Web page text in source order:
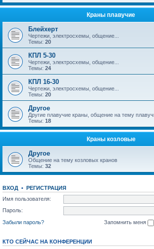
Краны плавучие
Блейхерт
Чертежи, электросхемы, общение...
Темы: 20
КПЛ 5-30
Чертежи, электросхемы, общение...
Темы: 24
КПЛ 16-30
Чертежи, электросхемы, общение...
Темы: 20
Другое
Другие плавучие краны, общение на тему
Темы: 18
Краны козловые
Другое
Общение на тему козловых кранов
Темы: 32
ВХОД • РЕГИСТРАЦИЯ
Имя пользователя:
Пароль:
Забыли пароль?
Запомнить меня
КТО СЕЙЧАС НА КОНФЕРЕНЦИИ